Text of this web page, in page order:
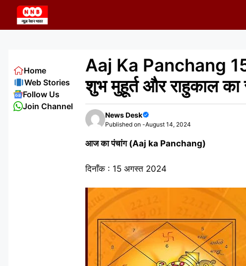
content
Aaj Ka Panchang
शुभ मुहूर्त और राहुकाल
News Desk
Published on -August 14, 2024
आज का पंचांग (Aaj ka Panchang)
दिनाँक : 15 अगस्त 2024
Home
Web Stories
Follow Us
Join Channel